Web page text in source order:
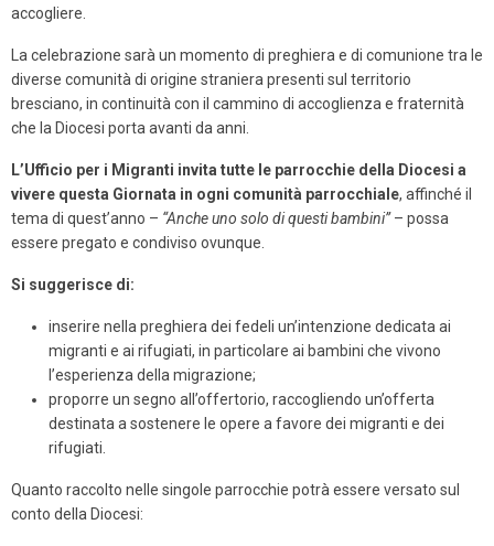
accogliere.
La celebrazione sarà un momento di preghiera e di comunione tra le
diverse comunità di origine straniera presenti sul territorio
bresciano, in continuità con il cammino di accoglienza e fraternità
che la Diocesi porta avanti da anni.
L’Ufficio per i Migranti invita tutte le parrocchie della Diocesi a
vivere questa Giornata in ogni comunità parrocchiale, affinché il
tema di quest’anno – “Anche uno solo di questi bambini”– possa
essere pregato e condiviso ovunque.
Si suggerisce di:
inserire nella preghiera dei fedeli un’intenzione dedicata ai
migranti e ai rifugiati, in particolare ai bambini che vivono
l’esperienza della migrazione;
proporre un segno all’offertorio, raccogliendo un’offerta
destinata a sostenere le opere a favore dei migranti e dei
rifugiati.
Quanto raccolto nelle singole parrocchie potrà essere versato sul
conto della Diocesi: